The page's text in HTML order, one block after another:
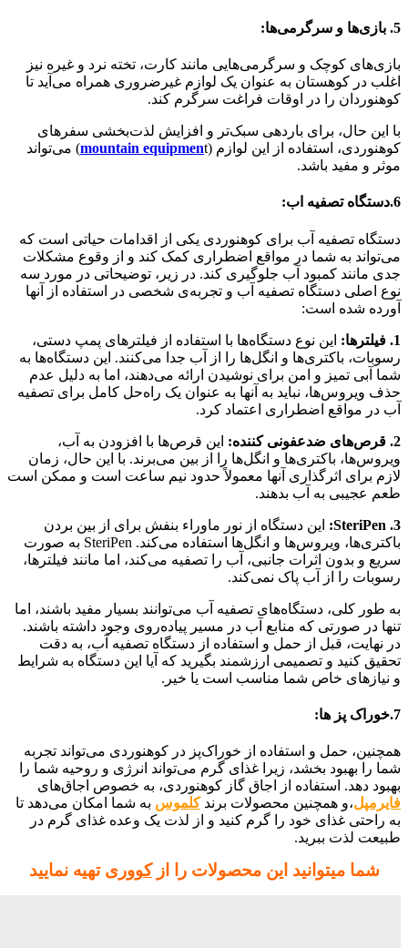
5. بازی‌ها و سرگرمی‌ها:
بازی‌های کوچک و سرگرمی‌هایی مانند کارت، تخته نرد و غیره نیز
اغلب در کوهستان به عنوان یک لوازم غیرضروری همراه می‌آید تا
کوهنوردان را در اوقات فراغت سرگرم کند.
با این حال، برای باردهی سبک‌تر و افزایش لذت‌بخشی سفرهای
کوهنوردی، استفاده از این لوازم ( mountain equipment) می‌تواند
موثر و مفید باشد.
6.دستگاه تصفیه اب:
دستگاه تصفیه آب برای کوهنوردی یکی از اقدامات حیاتی است که
می‌تواند به شما در مواقع اضطراری کمک کند و از وقوع مشکلات
جدی مانند کمبود آب جلوگیری کند. در زیر، توضیحاتی در مورد سه
نوع اصلی دستگاه تصفیه آب و تجربه‌ی شخصی در استفاده از آنها
آورده شده است:
1. فیلترها:
این نوع دستگاه‌ها با استفاده از فیلترهای پمپ دستی،
رسوبات، باکتری‌ها و انگل‌ها را از آب جدا می‌کنند. این دستگاه‌ها به
شما آبی تمیز و امن برای نوشیدن ارائه می‌دهند، اما به دلیل عدم
حذف ویروس‌ها، نباید به آنها به عنوان یک راه‌حل کامل برای تصفیه
آب در مواقع اضطراری اعتماد کرد.
2. قرص‌های ضدعفونی کننده:
این قرص‌ها با افزودن به آب،
ویروس‌ها، باکتری‌ها و انگل‌ها را از بین می‌برند. با این حال، زمان
لازم برای اثرگذاری آنها معمولاً حدود نیم ساعت است و ممکن است
طعم عجیبی به آب بدهند.
3. SteriPen:
این دستگاه از نور ماوراء بنفش برای از بین بردن
باکتری‌ها، ویروس‌ها و انگل‌ها استفاده می‌کند. SteriPen به صورت
سریع و بدون اثرات جانبی، آب را تصفیه می‌کند، اما مانند فیلترها،
رسوبات را از آب پاک نمی‌کند.
به طور کلی، دستگاه‌های تصفیه آب می‌توانند بسیار مفید باشند، اما
تنها در صورتی که منابع آب در مسیر پیاده‌روی وجود داشته باشند.
در نهایت، قبل از حمل و استفاده از دستگاه تصفیه آب، به دقت
تحقیق کنید و تصمیمی ارزشمند بگیرید که آیا این دستگاه به شرایط
و نیازهای خاص شما مناسب است یا خیر.
7.خوراک پز ها:
همچنین، حمل و استفاده از خوراک‌پز در کوهنوردی می‌تواند تجربه
شما را بهبود بخشد، زیرا غذای گرم می‌تواند انرژی و روحیه شما را
بهبود دهد. استفاده از اجاق گاز کوهنوردی، به خصوص اجاق‌های
فایرمپل،و همچنین محصولات برندکلموس به شما امکان می‌دهد تا
به راحتی غذای خود را گرم کنید و از لذت یک وعده غذای گرم در
طبیعت لذت ببرید.
شما میتوانید این محصولات را ازکووری تهیه نمایید